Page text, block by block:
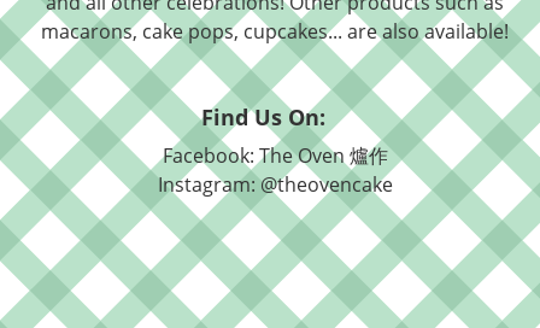
macarons, cake pops, cupcakes... are also available!
Find Us On:
Facebook: The Oven 爐作
Instagram: @theovencake